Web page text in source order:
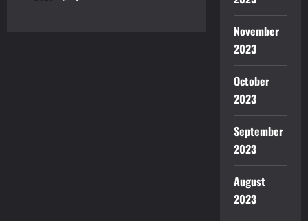
November
2023
October
2023
September
2023
August
2023